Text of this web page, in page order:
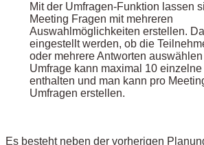
Mit der Umfragen-Funktion lassen
Meeting Fragen mit mehreren
Auswahlmöglichkeiten erstellen.
eingestellt werden, ob die
oder mehrere Antworten
Umfrage kann maximal 10 einzelne
enthalten und man kann pro
Umfragen erstellen.
Es besteht neben der vorherigen